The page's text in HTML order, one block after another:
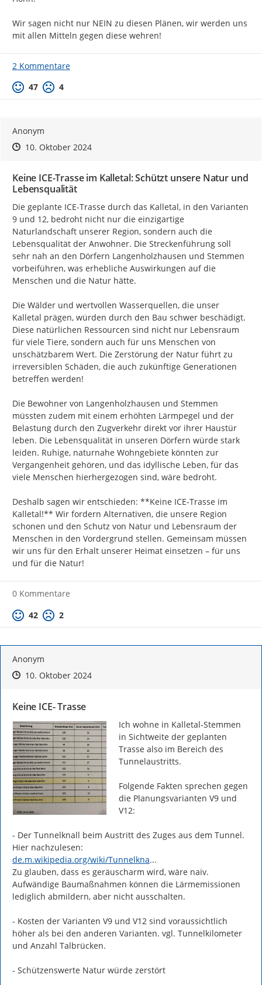
Wir sagen nicht nur NEIN zu diesen Plänen, wir werden uns
mit allen Mitteln gegen diese wehren!
2 Kommentare
Positive Bewertung
47 Negative Bewertung
4
Anonym
Zeitpunkt des Erstellens
Zeitpunkt des Erstellens
10. Oktober 2024Zur Äußerung
Keine ICE-Trasse im Kalletal: Schützt unsere Natur und
Lebensqualität
Die geplante ICE-Trasse durch das Kalletal, in den Varianten
9 und 12, bedroht nicht nur die einzigartige
Naturlandschaft unserer Region, sondern auch die
Lebensqualität der Anwohner. Die Streckenführung soll
sehr nah an den Dörfern Langenholzhausen und Stemmen
vorbeiführen, was erhebliche Auswirkungen auf die
Menschen und die Natur hätte.
Die Wälder und wertvollen Wasserquellen, die unser
Kalletal prägen, würden durch den Bau schwer beschädigt.
Diese natürlichen Ressourcen sind nicht nur Lebensraum
für viele Tiere, sondern auch für uns Menschen von
unschätzbarem Wert. Die Zerstörung der Natur führt zu
irreversiblen Schäden, die auch zukünftige Generationen
betreffen werden!
Die Bewohner von Langenholzhausen und Stemmen
müssten zudem mit einem erhöhten Lärmpegel und der
Belastung durch den Zugverkehr direkt vor ihrer Haustür
leben. Die Lebensqualität in unseren Dörfern würde stark
leiden. Ruhige, naturnahe Wohngebiete könnten zur
Vergangenheit gehören, und das idyllische Leben, für das
viele Menschen hierhergezogen sind, wäre bedroht.
Deshalb sagen wir entschieden: **Keine ICE-Trasse im
Kalletal!** Wir fordern Alternativen, die unsere Region
schonen und den Schutz von Natur und Lebensraum der
Menschen in den Vordergrund stellen. Gemeinsam müssen
wir uns für den Erhalt unserer Heimat einsetzen – für uns
und für die Natur!
0 Kommentare
Positive Bewertung
42 Negative Bewertung
2
Anonym
Zeitpunkt des Erstellens
Zeitpunkt des Erstellens
10. Oktober 2024Zur Äußerung
Keine ICE- Trasse
Ich wohne in Kalletal-Stemmen
in Sichtweite der geplanten
Trasse also im Bereich des
Tunnelaustritts.
Folgende Fakten sprechen gegen
die Planungsvarianten V9 und
V12:
- Der Tunnelknall beim Austritt des Zuges aus dem Tunnel.
https://
de.m.wikipedia.org/wiki/Tunnelknall
...
Zu glauben, dass es geräuscharm wird, wäre naiv.
Aufwändige Baumaßnahmen können die Lärmemissionen
lediglich abmildern, aber nicht ausschalten.
- Kosten der Varianten V9 und V12 sind voraussichtlich
höher als bei den anderen Varianten. vgl. Tunnelkilometer
und Anzahl Talbrücken.
- Schützenswerte Natur würde zerstört